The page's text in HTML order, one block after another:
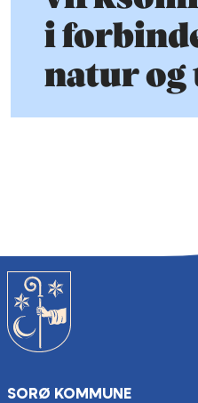
i
natur
SORØ KOMMUNE